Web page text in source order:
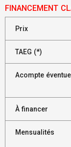
FINANCEMENT
Prix
TAEG (*)
Acompte éventuel
À financer
Mensualités